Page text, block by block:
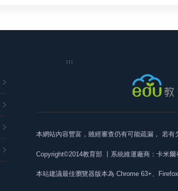
:::
本網站內容豐富，雖經審查仍有可能疏漏， 若有
Copyright©2014教育部 丨系統維運廠商：卡米爾
本站建議最佳瀏覽器版本為 Chrome 63+、